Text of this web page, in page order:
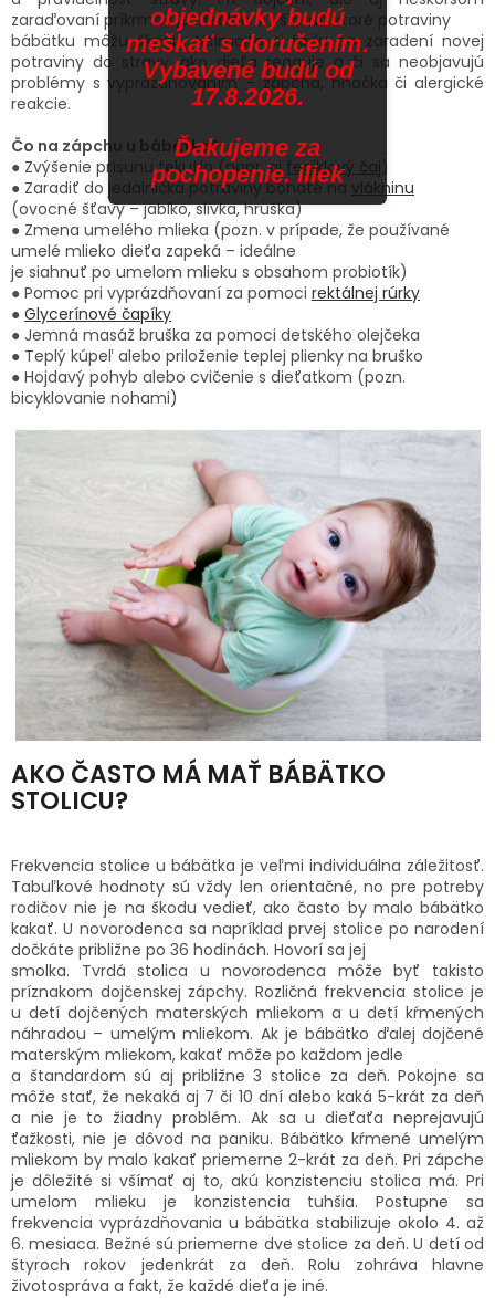
zaraďovaní príkrmov je ideálne si všímať, ktoré potraviny
bábätku môžu škodiť. Všímajte si teda po zaradení novej
potraviny do stravy, ako dieťa reaguje a či sa neobjavujú
problémy s vyprázdňovaním – zápcha, hnačka či alergické
reakcie.
Čo na zápchu u bábätka?
● Zvýšenie prísunu tekutín (napr. ajfeniklový čaj
● Zaradiť do jedálnička potraviny bohaté na vlákninu
(ovocné šťavy – jablko, slivka, hruška)
● Zmena umelého mlieka (pozn. v prípade, že používané
umelé mlieko dieťa zapeká – ideálne
je siahnuť po umelom mlieku s obsahom probiotík)
● Pomoc pri vyprázdňovaní za pomoci rektálnej rúrky
● Glycerínové čapíky
● Jemná masáž bruška za pomoci detského olejčeka
● Teplý kúpeľ alebo priloženie teplej plienky na bruško
● Hojdavý pohyb alebo cvičenie s dieťatkom (pozn.
bicyklovanie nohami)
AKO ČASTO MÁ MAŤ BÁBÄTKO
STOLICU?
Frekvencia stolice u bábätka je veľmi individuálna záležitosť.
Tabuľkové hodnoty sú vždy len orientačné, no pre potreby
rodičov nie je na škodu vedieť, ako často by malo bábätko
kakať. U novorodenca sa napríklad prvej stolice po narodení
dočkáte približne po 36 hodinách. Hovorí sa jej
smolka. Tvrdá stolica u novorodenca môže byť takisto
príznakom dojčenskej zápchy. Rozličná frekvencia stolice je
u detí dojčených materských mliekom a u detí kŕmených
náhradou – umelým mliekom. Ak je bábätko ďalej dojčené
materským mliekom, kakať môže po každom jedle
a štandardom sú aj približne 3 stolice za deň. Pokojne sa
môže stať, že nekaká aj 7 či 10 dní alebo kaká 5-krát za deň
a nie je to žiadny problém. Ak sa u dieťaťa neprejavujú
ťažkosti, nie je dôvod na paniku. Bábätko kŕmené umelým
mliekom by malo kakať priemerne 2-krát za deň. Pri zápche
je dôležité si všímať aj to, akú konzistenciu stolica má. Pri
umelom mlieku je konzistencia tuhšia. Postupne sa
frekvencia vyprázdňovania u bábätka stabilizuje okolo 4. až
6. mesiaca. Bežné sú priemerne dve stolice za deň. U detí od
štyroch rokov jedenkrát za deň. Rolu zohráva hlavne
životospráva a fakt, že každé dieťa je iné.
objednávky budú
meškať s doručením.
Vybavené budú od
17.8.2026.
Ďakujeme za
pochopenie. iliek